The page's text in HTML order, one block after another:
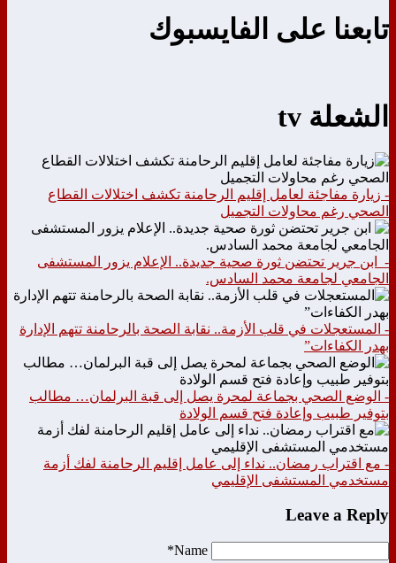
تابعنا على الفايسبوك
الشعلة tv
- زيارة مفاجئة لعامل إقليم الرحامنة تكشف اختلالات القطاع
الصحي رغم محاولات التجميل
- ابن جرير تحتضن ثورة صحية جديدة.. الإعلام يزور المستشفى
الجامعي لجامعة محمد السادس.
- المستعجلات في قلب الأزمة.. نقابة الصحة بالرحامنة تتهم الإدارة
بهدر الكفاءات”
- الوضع الصحي بجماعة لمحرة يصل إلى قبة البرلمان… مطالب
بتوفير طبيب وإعادة فتح قسم الولادة
- مع اقتراب رمضان.. نداء إلى عامل إقليم الرحامنة لفك أزمة
مستخدمي المستشفى الإقليمي
Leave a Reply
Name*